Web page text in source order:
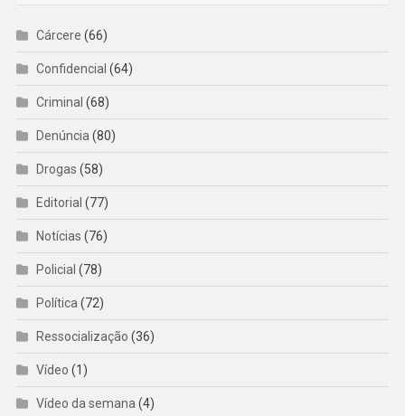
Cárcere (66)
Confidencial (64)
Criminal (68)
Denúncia (80)
Drogas (58)
Editorial (77)
Notícias (76)
Policial (78)
Política (72)
Ressocialização (36)
Vídeo (1)
Vídeo da semana (4)